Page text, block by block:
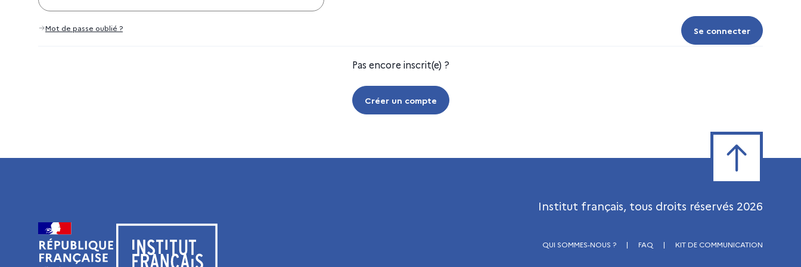
Se connecter
Se connecter
Mot de passe oublié ?
Pas encore inscrit(e) ?
Créer un compte
Visiter le site de l’Institut français
Institut français, tous droits réservés 2026
QUI SOMMES-NOUS ? | FAQ | KIT DE COMMUNICATION